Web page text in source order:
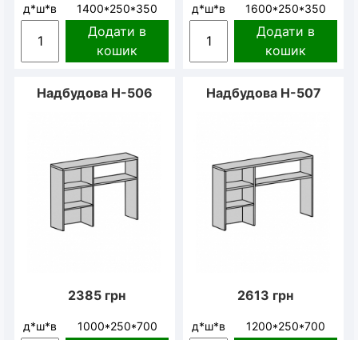
д*ш*в 1400*250*350
Додати в
кошик
д*ш*в 1600*250*350
Додати в
кошик
Надбудова Н-506
2385 грн
д*ш*в 1000*250*700
Надбудова Н-507
2613 грн
д*ш*в 1200*250*700